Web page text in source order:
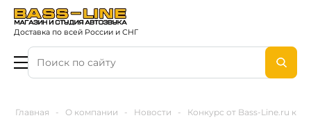
Доставка по всей России и СНГ
Главная - О компании - Новости -
Конкурс от Bass-Line.ru к